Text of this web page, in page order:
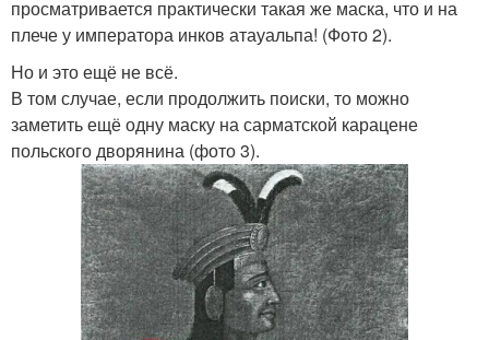
просматривается практически такая же маска, что и на
плече у императора инков атауальпа! (Фото 2).
Но и это ещё не всё.
В том случае, если продолжить поиски, то можно
заметить ещё одну маску на сарматской карацене
польского дворянина (фото 3).